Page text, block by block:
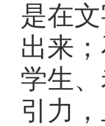
是在
出来
学生
引力